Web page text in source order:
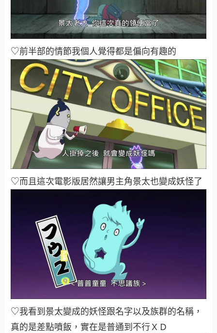
♡前半部的情節我個人覺得都是偏向有趣的
♡而且這次電影版居然讓男主角景太也變成妖怪了
♡我看到景太變成的妖怪跟名字以及族群的名稱，
真的是差點噴飯，實在是普通到不行ＸＤ